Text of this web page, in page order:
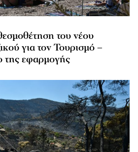
του νέου
για τον Τουρισμό –
της εφαρμογής